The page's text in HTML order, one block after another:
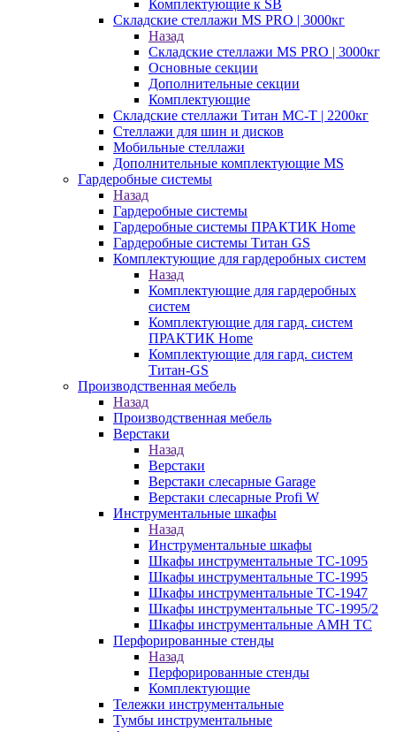
Комплектующие к SB
Складские стеллажи MS PRO | 3000кг
Назад
Складские стеллажи MS PRO | 3000кг
Основные секции
Дополнительные секции
Комплектующие
Складские стеллажи Титан МС-Т | 2200кг
Стеллажи для шин и дисков
Мобильные стеллажи
Дополнительные комплектующие MS
Гардеробные системы
Назад
Гардеробные системы
Гардеробные системы ПРАКТИК Home
Гардеробные системы Титан GS
Комплектующие для гардеробных систем
Назад
Комплектующие для гардеробных
систем
Комплектующие для гард. систем
ПРАКТИК Home
Комплектующие для гард. систем
Титан-GS
Производственная мебель
Назад
Производственная мебель
Верстаки
Назад
Верстаки
Верстаки слесарные Garage
Верстаки слесарные Profi W
Инструментальные шкафы
Назад
Инструментальные шкафы
Шкафы инструментальные TC-1095
Шкафы инструментальные TC-1995
Шкафы инструментальные TC-1947
Шкафы инструментальные TC-1995/2
Шкафы инструментальные AMH TC
Перфорированные стенды
Назад
Перфорированные стенды
Комплектующие
Тележки инструментальные
Тумбы инструментальные